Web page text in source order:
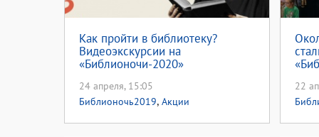
Как пройти в библиотеку?
Видеоэкскурсии на
«Библионочи-2020»
24 апреля, 15:05
Библионочь2019, Акции
22